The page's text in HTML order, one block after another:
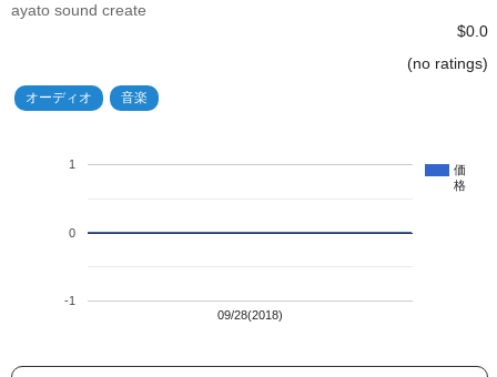
ayato sound create
$0.0
(no ratings)
オーディオ 音楽
価
格
09/28(2018)
-1
0
1